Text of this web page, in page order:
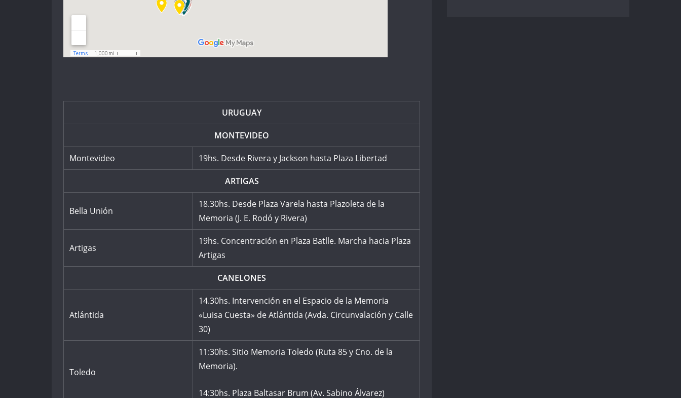
URUGUAY
MONTEVIDEO
Montevideo 19hs. Desde Rivera y Jackson hasta Plaza Libertad
ARTIGAS
Bella Unión
18.30hs. Desde Plaza Varela hasta Plazoleta de la
Memoria (J. E. Rodó y Rivera)
Artigas
19hs. Concentración en Plaza Batlle. Marcha hacia Plaza
Artigas
CANELONES
Atlántida
14.30hs. Intervención en el Espacio de la Memoria
«Luisa Cuesta» de Atlántida (Avda. Circunvalación y Calle
30)
Toledo
11:30hs. Sitio Memoria Toledo (Ruta 85 y Cno. de la
Memoria).
14:30hs. Plaza Baltasar Brum (Av. Sabino Álvarez)